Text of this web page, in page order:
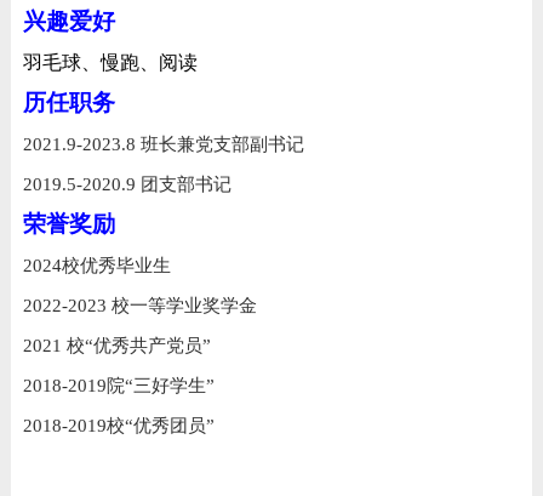
兴趣爱好
羽毛球、慢跑、阅读
历任职务
2021.9-2023.8 班长兼党支部副书记
2019.5-2020.9 团支部书记
荣誉奖励
2024校优秀毕业生
2022-2023 校一等学业奖学金
2021 校“优秀共产党员”
2018-2019院“三好学生”
2018-2019校“优秀团员”